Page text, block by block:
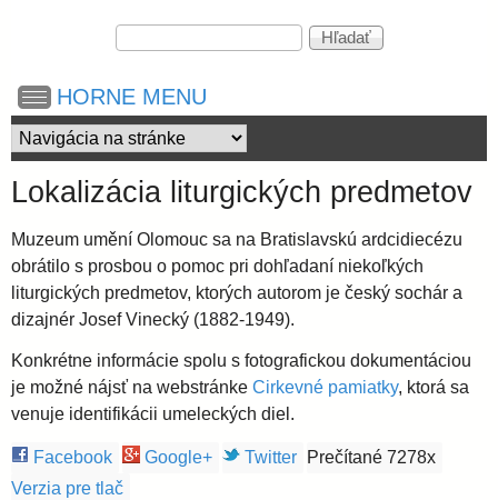
t
i
s
l
a
v
s
V
y
ľ
a
d
á
v
n
i
e
H
ľ
d
a
ť
HORNE MENU
Lokalizácia liturgických predmetov
Muzeum umění Olomouc sa na Bratislavskú ardcidiecézu
obrátilo s prosbou o pomoc pri dohľadaní niekoľkých
liturgických predmetov, ktorých autorom je český sochár a
dizajnér Josef Vinecký (1882-1949).
Konkrétne informácie spolu s fotografickou dokumentáciou
je možné nájsť na webstránke Cirkevné pamiatky, ktorá sa
venuje identifikácii umeleckých diel.
Facebook Google+ Twitter
Prečítané 7278x
Verzia pre tlač